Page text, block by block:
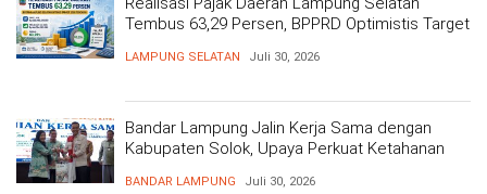
Tembus 63,29 Persen, BPPRD Optimistis Target
LAMPUNG SELATAN Juli 30, 2026
Bandar Lampung Jalin Kerja Sama dengan
Kabupaten Solok, Upaya Perkuat Ketahanan
BANDAR LAMPUNG Juli 30, 2026